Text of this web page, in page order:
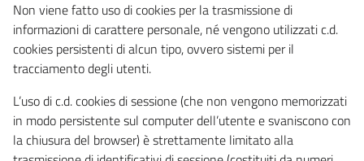
Non viene fatto uso di cookies per la trasmissione di
informazioni di carattere personale, né vengono utilizzati c.d.
cookies persistenti di alcun tipo, ovvero sistemi per il
tracciamento degli utenti.
L’uso di c.d. cookies di sessione (che non vengono memorizzati
in modo persistente sul computer dell’utente e svaniscono con
la chiusura del browser) è strettamente limitato alla